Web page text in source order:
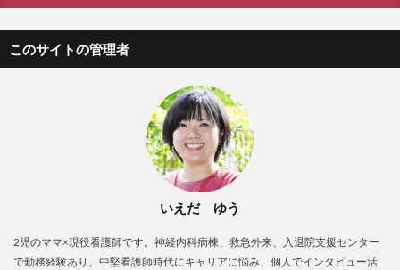
このサイトの管理者
いえだ ゆう
2児のママ×現役看護師です。神経内科病棟、救急外来、入退院支援センター
で勤務経験あり。中堅看護師時代にキャリアに悩み、個人でインタビュー活